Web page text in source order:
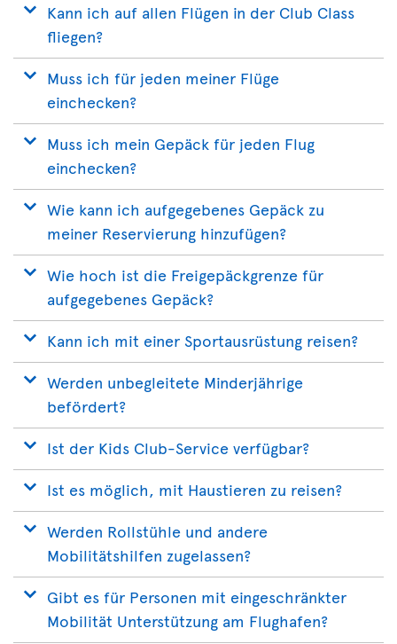
Kann ich auf allen Flügen in der Club Class
fliegen?
Muss ich für jeden meiner Flüge
einchecken?
Muss ich mein Gepäck für jeden Flug
einchecken?
Wie kann ich aufgegebenes Gepäck zu
meiner Reservierung hinzufügen?
Wie hoch ist die Freigepäckgrenze für
aufgegebenes Gepäck?
Kann ich mit einer Sportausrüstung reisen?
Werden unbegleitete Minderjährige
befördert?
Ist der Kids Club-Service verfügbar?
Ist es möglich, mit Haustieren zu reisen?
Werden Rollstühle und andere
Mobilitätshilfen zugelassen?
Gibt es für Personen mit eingeschränkter
Mobilität Unterstützung am Flughafen?